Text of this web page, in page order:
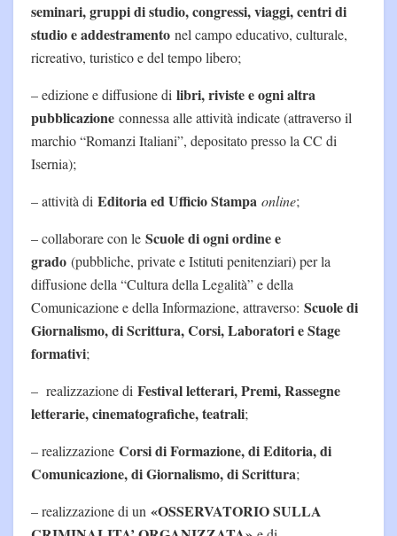
seminari, gruppi di studio, congressi, viaggi, centri di
studio e addestramento nel campo educativo, culturale,
ricreativo, turistico e del tempo libero;
– edizione e diffusione di libri, riviste e ogni altra
pubblicazione connessa alle attività indicate (attraverso il
marchio “Romanzi Italiani”, depositato presso la CC di
Isernia);
– attività di Editoria ed Ufficio Stampa online;
– collaborare con le Scuole di ogni ordine e
grado (pubbliche, private e Istituti penitenziari) per la
diffusione della “Cultura della Legalità” e della
Comunicazione e della Informazione, attraverso: Scuole di
Giornalismo, di Scrittura, Corsi, Laboratori e Stage
formativi;
– realizzazione di Festival letterari, Premi, Rassegne
letterarie, cinematografiche, teatrali;
– realizzazione Corsi di Formazione, di Editoria, di
Comunicazione, di Giornalismo, di Scrittura;
– realizzazione di un «OSSERVATORIO SULLA